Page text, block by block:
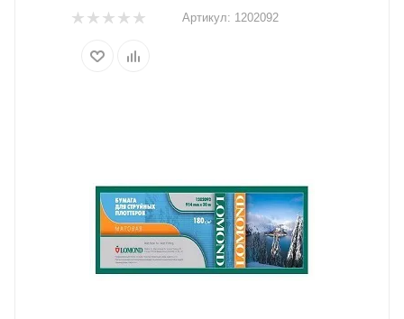
Артикул: 1202092